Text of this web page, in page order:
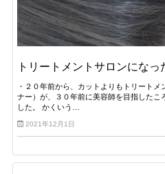
トリートメントサロンになっ
・２０年前から、カットよりもトリート
ナー）が、３０年前に美容師を目指したこ
した。 かくいう…
2021年12月1日